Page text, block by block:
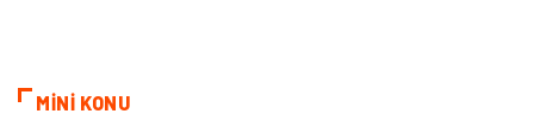
MİNİ KONU